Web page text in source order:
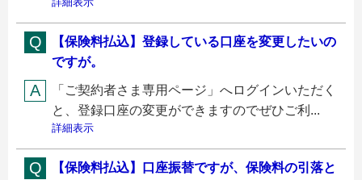
【保険料払込】登録している口座を変更したいの
ですが。
「ご契約者さま専用ページ」へログインいただく
と、登録口座の変更ができますのでぜひご利...
詳細表示
【保険料払込】口座振替ですが、保険料の引落と